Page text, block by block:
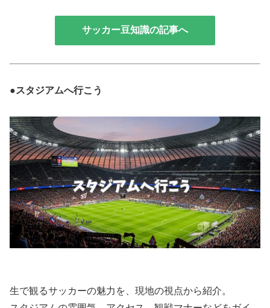
サッカー豆知識の記事へ
●スタジアムへ行こう
生で観るサッカーの魅力を、現地の視点から紹介。